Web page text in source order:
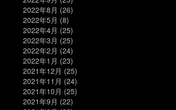
2022年8月 (26)
2022年5月 (8)
2022年4月 (25)
2022年3月 (25)
2022年2月 (24)
2022年1月 (23)
2021年12月 (25)
2021年11月 (24)
2021年10月 (25)
2021年9月 (22)